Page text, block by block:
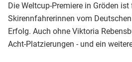
Die Weltcup-Premiere in Gröden ist
Skirennfahrerinnen vom
Erfolg. Auch ohne Viktoria
Acht-Platzierungen - und ein